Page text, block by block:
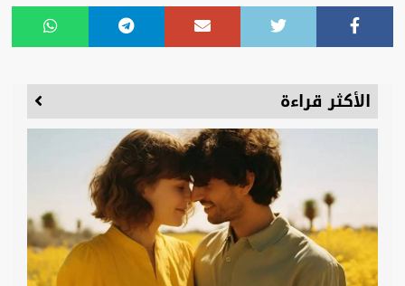
الأكثر قراءة